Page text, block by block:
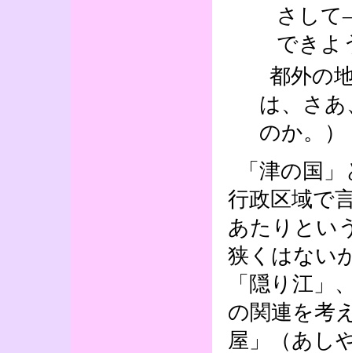
さして
できよ
都外の
は、さ
のか。）
「津の国
行政区域で
あたりとい
狭くはない
「隠り江」
の関連を考
屋」（あし